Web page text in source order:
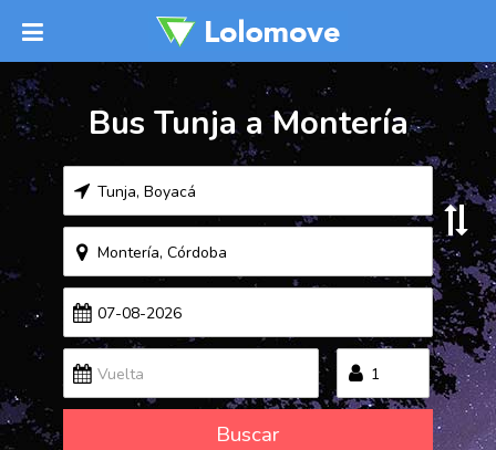
Bus Tunja a Montería
Buscar